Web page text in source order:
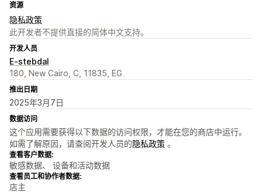
资源
隐私政策
此开发者不提供直接的简体中文支持。
开发人员
E-stebdal
180, New Cairo, C, 11835, EG
推出日期
2025年3月7日
数据访问
这个应用需要获得以下数据的访问权限，才能在您的商店中运行。
如需了解原因，请查阅开发人员的隐私政策 。
查看客户数据:
敏感数据、 设备和活动数据
查看员工和协作者数据:
店主